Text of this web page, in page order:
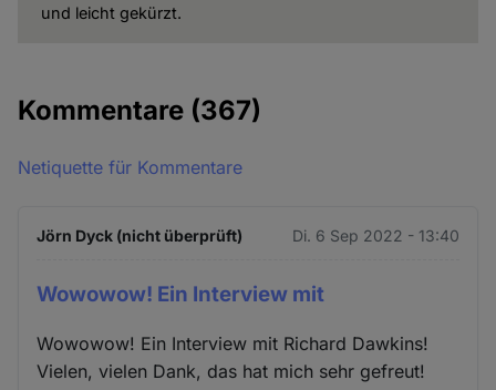
und leicht gekürzt.
Kommentare (367)
Netiquette für Kommentare
Jörn Dyck (nicht überprüft) Di. 6 Sep 2022 - 13:40
Wowowow! Ein Interview mit
Wowowow! Ein Interview mit Richard Dawkins!
Vielen, vielen Dank, das hat mich sehr gefreut!